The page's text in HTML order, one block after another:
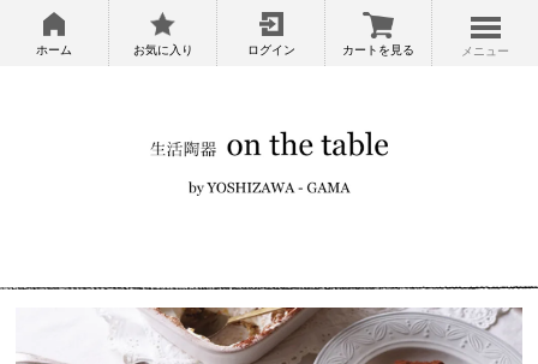
ホーム お気に入り ログイン カートを見る メニュー